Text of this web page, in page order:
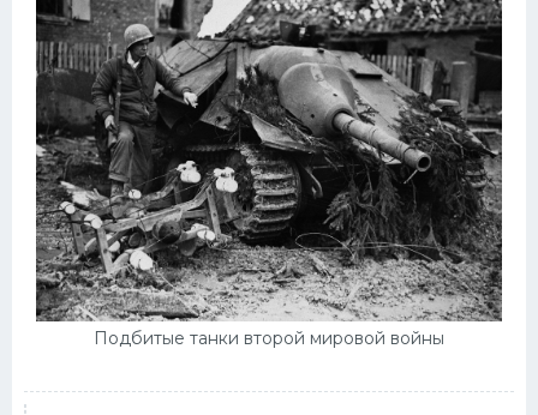
Подбитые танки второй мировой войны